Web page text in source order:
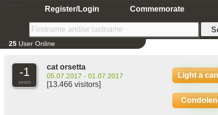
Register/Login Commemorate
25 User Online
-1
years
cat orsetta
05.07.2017 - 01.07.2017
[13.466 visitors]
Light a